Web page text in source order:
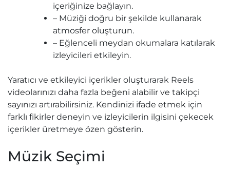
içeriğinize bağlayın.
– Müziği doğru bir şekilde kullanarak
atmosfer oluşturun.
– Eğlenceli meydan okumalara katılarak
izleyicileri etkileyin.
Yaratıcı ve etkileyici içerikler oluşturarak Reels
videolarınızı daha fazla beğeni alabilir ve takipçi
sayınızı artırabilirsiniz. Kendinizi ifade etmek için
farklı fikirler deneyin ve izleyicilerin ilgisini çekecek
içerikler üretmeye özen gösterin.
Müzik Seçimi